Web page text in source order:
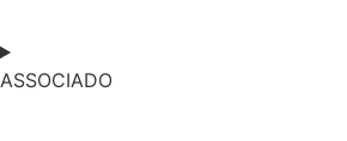
ASSOCIADO